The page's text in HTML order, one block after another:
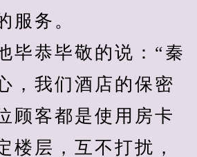
服务。
恭毕敬的说：“秦
，我们酒店的保密
顾客都是使用房卡
楼层，互不打扰，